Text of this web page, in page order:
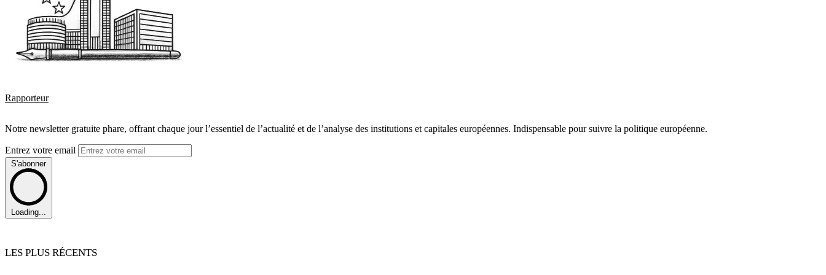
Rapporteur
Notre newsletter gratuite phare, offrant chaque jour l’essentiel de l’actualité et de l’analyse des institutions et capitales européennes. Indispensable pour suivre la politique européenne.
Entrez votre email
S'abonner
Loading...
LES PLUS RÉCENTS